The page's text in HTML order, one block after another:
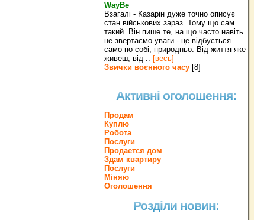
WayBe
Взагалі - Казарін дуже точно описує
стан військових зараз. Тому що сам
такий. Він пише те, на що часто навіть
не звертаємо уваги - це відбується
само по собі, природньо. Від життя яке
живеш, від .. [весь]
Звички воєнного часу [8]
Активні оголошення:
Продам
Куплю
Робота
Послуги
Продается дом
Здам квартиру
Послуги
Міняю
Оголошення
Розділи новин: